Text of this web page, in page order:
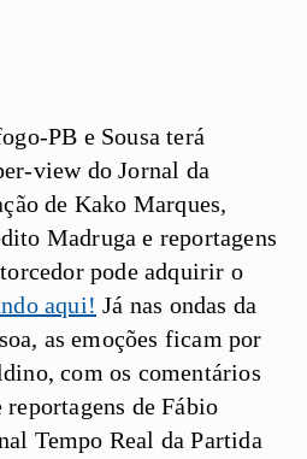
PB e Sousa terá
view do Jornal da
de Kako Marques,
Madruga e reportagens
pode adquirir o
aqui! Já nas ondas da
as emoções ficam por
com os comentários
de Fábio
Tempo Real da Partida